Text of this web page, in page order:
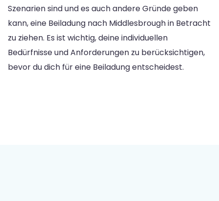
Szenarien sind und es auch andere Gründe geben
kann, eine Beiladung nach Middlesbrough in Betracht
zu ziehen. Es ist wichtig, deine individuellen
Bedürfnisse und Anforderungen zu berücksichtigen,
bevor du dich für eine Beiladung entscheidest.